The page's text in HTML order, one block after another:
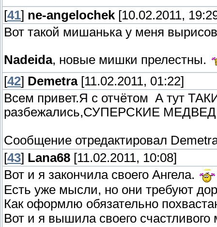
[41] ne-angelochek [10.02.2011,
Вот такой мишанька у меня
Nadeida, новые мишки прелестны.
[42] Demetra[11.02.2011, 01:22]
Всем привет.Я с отчётом А тут
разбежались,СУПЕРСКИЕ
Сообщение отредактировал
[43] Lana68 [11.02.2011, 10:08]
Вот и я закончила своего Ангела.
Есть уже мысли, но они требуют
Как оформлю обязательно
Вот и я вышила своего